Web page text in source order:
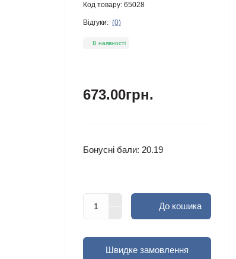
Код товару: 65028
Відгуки: (0)
В наявності
673.00грн.
Бонусні бали: 20.19
До кошика
Швидке замовлення